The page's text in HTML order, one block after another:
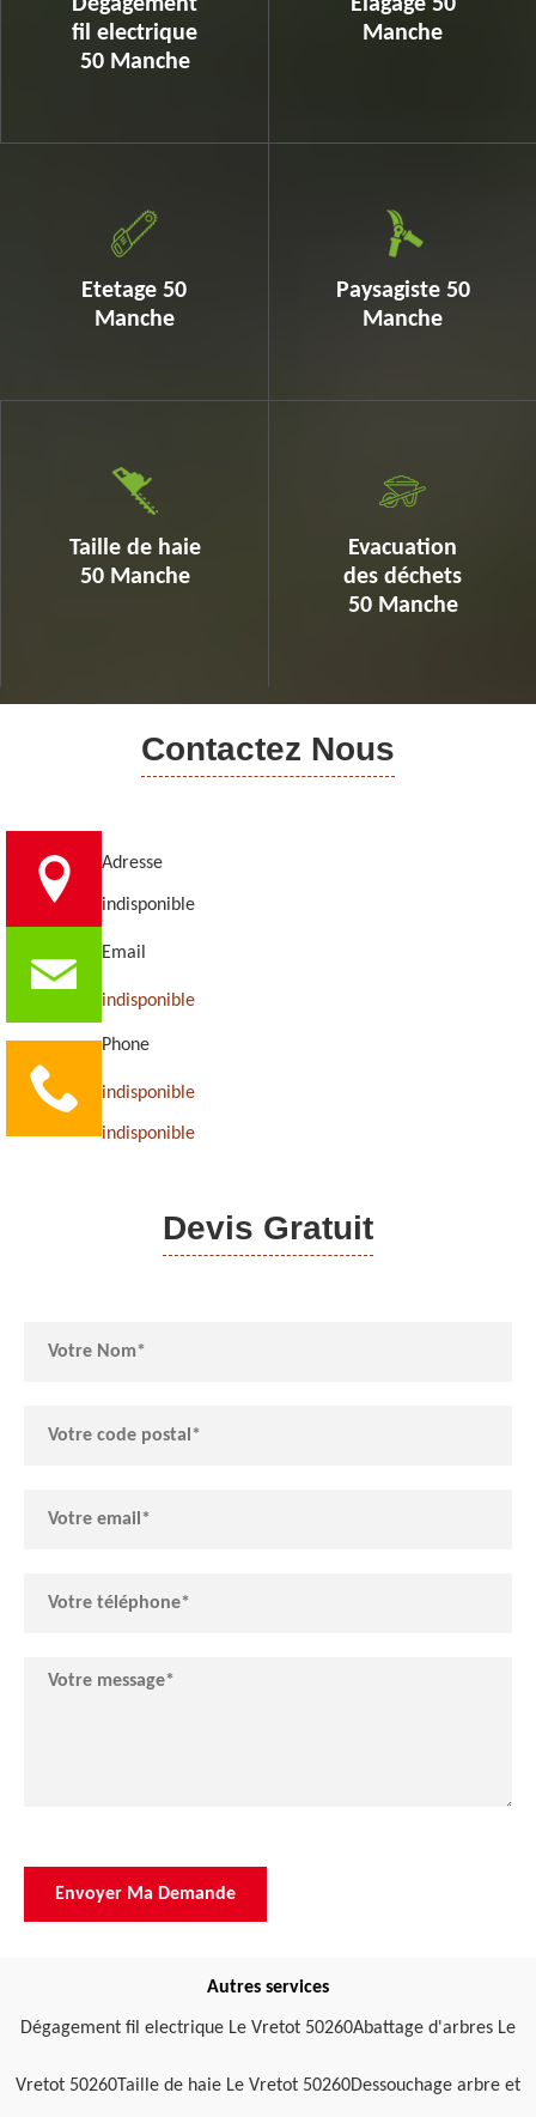
Dégagement
fil electrique
50 Manche
Elagage 50
Manche
Etetage 50
Manche
Paysagiste 50
Manche
Taille de haie
50 Manche
Evacuation
des déchets
50 Manche
Contactez Nous
Adresse
indisponible
Email
indisponible
Phone
indisponible
indisponible
Devis Gratuit
Autres services
Dégagement fil electrique Le Vretot 50260Abattage d'arbres Le
Vretot 50260Taille de haie Le Vretot 50260Dessouchage arbre et